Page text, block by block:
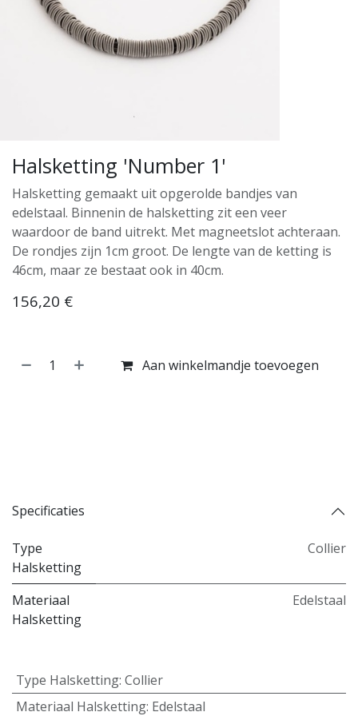
Halsketting 'Number 1'
Halsketting gemaakt uit opgerolde bandjes van
edelstaal. Binnenin de halsketting zit een veer
waardoor de band uitrekt. Met magneetslot achteraan.
De rondjes zijn 1cm groot. De lengte van de ketting is
46cm, maar ze bestaat ook in 40cm.
156,20 €
Aan winkelmandje toevoegen
Specificaties
Type
Halsketting
Collier
Materiaal
Halsketting
Edelstaal
Type Halsketting: Collier
Materiaal Halsketting: Edelstaal